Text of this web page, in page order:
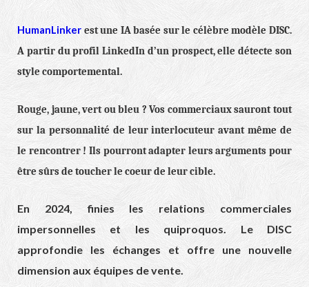
HumanLinker est une IA basée sur le célèbre modèle DISC.
A partir du profil LinkedIn d’un prospect, elle détecte son
style comportemental.
Rouge, jaune, vert ou bleu ? Vos commerciaux sauront tout
sur la personnalité de leur interlocuteur avant même de
le rencontrer ! Ils pourront adapter leurs arguments pour
être sûrs de toucher le coeur de leur cible.
En 2024, finies les relations commerciales
impersonnelles et les quiproquos. Le DISC
approfondie les échanges et offre une nouvelle
dimension aux équipes de vente.